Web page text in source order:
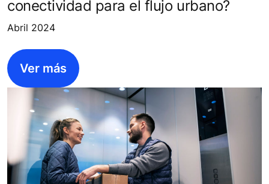
conectividad para el flujo urbano?
Abril 2024
Ver más